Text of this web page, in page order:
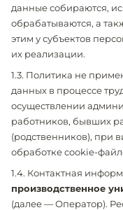
данные собираются,
обрабатываются, а
этим у субъектов
их реализации.
1.3. Политика не
данных в процессе
осуществлении
работников, бывших
(родственников), при
обработке cookie-
1.4. Контактная
производственное
(далее — Оператор).